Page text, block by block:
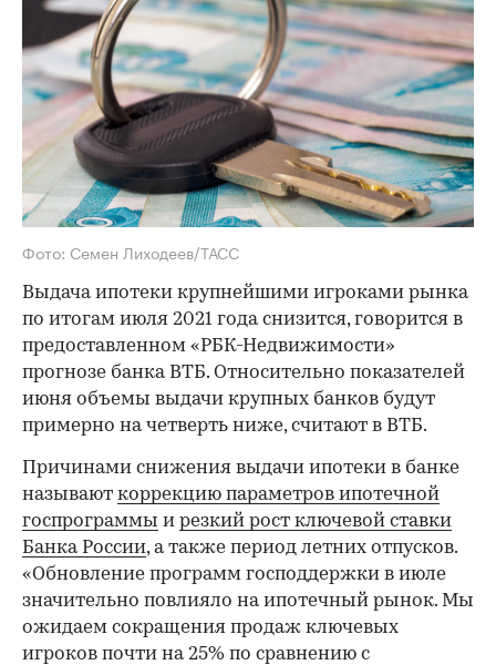
Фото: Семен Лиходеев/ТАСС
Выдача ипотеки крупнейшими игроками рынка
по итогам июля 2021 года снизится, говорится в
предоставленном «РБК-Недвижимости»
прогнозе банка ВТБ. Относительно показателей
июня объемы выдачи крупных банков будут
примерно на четверть ниже, считают в ВТБ.
Причинами снижения выдачи ипотеки в банке
называют коррекцию параметров ипотечной
госпрограммы и резкий рост ключевой ставки
Банка России, а также период летних отпусков.
«Обновление программ господдержки в июле
значительно повлияло на ипотечный рынок. Мы
ожидаем сокращения продаж ключевых
игроков почти на 25% по сравнению с